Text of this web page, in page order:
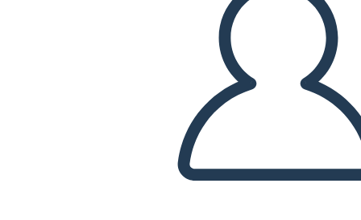
PALEISTI SKAIDRIŲ DEMONSTRACIJĄ
SKAITYK MAN